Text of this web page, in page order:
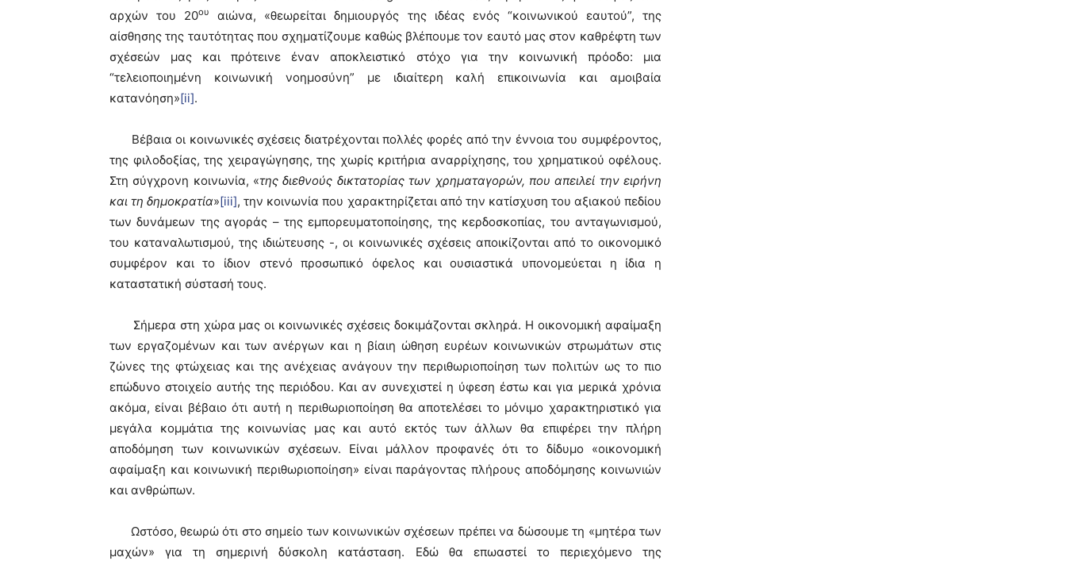
αρχών του 20ου
αιώνα, «θεωρείται δημιουργός της ιδέας ενός “κοινωνικού εαυτού”, της
αίσθησης της ταυτότητας που σχηματίζουμε καθώς βλέπουμε τον εαυτό μας στον καθρέφτη των
σχέσεών μας και πρότεινε έναν αποκλειστικό στόχο για την κοινωνική πρόοδο: μια
“τελειοποιημένη κοινωνική νοημοσύνη” με ιδιαίτερη καλή επικοινωνία και αμοιβαία
κατανόηση»[ii].
Βέβαια οι κοινωνικές σχέσεις διατρέχονται πολλές φορές από την έννοια του συμφέροντος,
της φιλοδοξίας, της χειραγώγησης, της χωρίς κριτήρια αναρρίχησης, του χρηματικού οφέλους.
Στη σύγχρονη κοινωνία, «της διεθνούς δικτατορίας των χρηματαγορών, που απειλεί την ειρήνη
και τη δημοκρατία»[iii], την κοινωνία που χαρακτηρίζεται από την κατίσχυση του αξιακού πεδίου
των δυνάμεων της αγοράς – της εμπορευματοποίησης, της κερδοσκοπίας, του ανταγωνισμού,
του καταναλωτισμού, της ιδιώτευσης -, οι κοινωνικές σχέσεις αποικίζονται από το οικονομικό
συμφέρον και το ίδιον στενό προσωπικό όφελος και ουσιαστικά υπονομεύεται η ίδια η
καταστατική σύστασή τους.
Σήμερα στη χώρα μας οι κοινωνικές σχέσεις δοκιμάζονται σκληρά. Η οικονομική αφαίμαξη
των εργαζομένων και των ανέργων και η βίαιη ώθηση ευρέων κοινωνικών στρωμάτων στις
ζώνες της φτώχειας και της ανέχειας ανάγουν την περιθωριοποίηση των πολιτών ως το πιο
επώδυνο στοιχείο αυτής της περιόδου. Και αν συνεχιστεί η ύφεση έστω και για μερικά χρόνια
ακόμα, είναι βέβαιο ότι αυτή η περιθωριοποίηση θα αποτελέσει το μόνιμο χαρακτηριστικό για
μεγάλα κομμάτια της κοινωνίας μας και αυτό εκτός των άλλων θα επιφέρει την πλήρη
αποδόμηση των κοινωνικών σχέσεων. Είναι μάλλον προφανές ότι το δίδυμο «οικονομική
αφαίμαξη και κοινωνική περιθωριοποίηση» είναι παράγοντας πλήρους αποδόμησης κοινωνιών
και ανθρώπων.
Ωστόσο, θεωρώ ότι στο σημείο των κοινωνικών σχέσεων πρέπει να δώσουμε τη «μητέρα των
μαχών» για τη σημερινή δύσκολη κατάσταση. Εδώ θα επωαστεί το περιεχόμενο της